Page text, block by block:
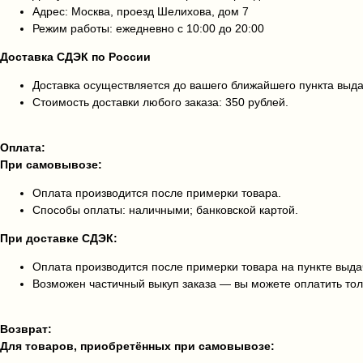
Адрес: Москва, проезд Шелихова, дом 7
Режим работы: ежедневно с 10:00 до 20:00
Доставка СДЭК по России
Доставка осуществляется до вашего ближайшего пункта
Стоимость доставки любого заказа: 350 рублей.
Оплата:
При самовывозе:
Оплата производится после примерки товара.
Способы оплаты: наличными; банковской картой.
При доставке СДЭК:
Оплата производится после примерки товара на пункте
Возможен частичный выкуп заказа — вы можете оплатить
Возврат:
Для товаров, приобретённых при самовывозе: